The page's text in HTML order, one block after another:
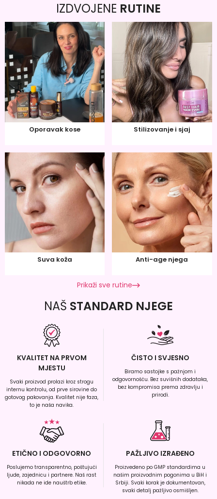
IZDVOJENE RUTINE
Oporavak kose Stilizovanje i sjaj
Suva koža Anti-age njega
Prikaži sve rutine
NAŠ STANDARD NJEGE
KVALITET NA PRVOM
MJESTU
Svaki proizvod prolazi kroz strogu
internu kontrolu, od prve sirovine do
gotovog pakovanja. Kvalitet nije faza,
to je naša navika.
ČISTO I SVJESNO
Biramo sastojke s pažnjom i
odgovornošću. Bez suvišnih dodataka,
bez kompromisa prema zdravlju i
prirodi.
ETIČNO I ODGOVORNO
Poslujemo transparentno, poštujući
ljude, zajednicu i partnere. Naš rast
nikada ne ide nauštrb etike.
PAŽLJIVO IZRAĐENO
Proizvedeno po GMP standardima u
našim proizvodnim pogonima u BiH i
Srbiji. Svaki korak je dokumentovan,
svaki detalj pažljivo osmišljen.